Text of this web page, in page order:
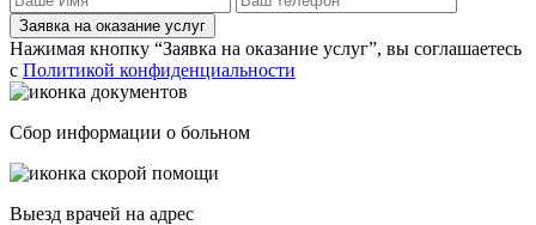
Заявка на оказание услуг
Нажимая кнопку “Заявка на оказание услуг”, вы соглашаетесь
с Политикой конфиденциальности
Сбор информации о больном
Выезд врачей на адрес